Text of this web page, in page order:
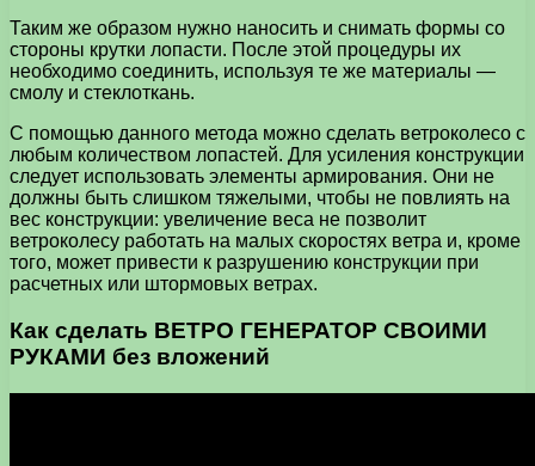
Таким же образом нужно наносить и снимать формы со
стороны крутки лопасти. После этой процедуры их
необходимо соединить, используя те же материалы —
смолу и стеклоткань.
С помощью данного метода можно сделать ветроколесо с
любым количеством лопастей. Для усиления конструкции
следует использовать элементы армирования. Они не
должны быть слишком тяжелыми, чтобы не повлиять на
вес конструкции: увеличение веса не позволит
ветроколесу работать на малых скоростях ветра и, кроме
того, может привести к разрушению конструкции при
расчетных или штормовых ветрах.
Как сделать ВЕТРО ГЕНЕРАТОР СВОИМИ
РУКАМИ без вложений